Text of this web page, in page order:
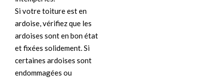
Si votre toiture est en
ardoise, vérifiez que les
ardoises sont en bon état
et fixées solidement. Si
certaines ardoises sont
endommagées ou